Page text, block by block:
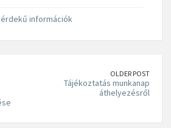
információk
OLDER POST
Tájékoztatás munkanap
áthelyezésről